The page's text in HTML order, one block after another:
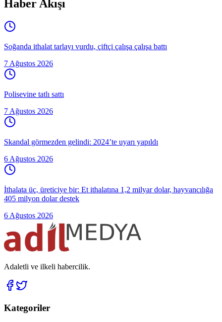
Haber Akışı
Soğanda ithalat tarlayı vurdu, çiftçi çalışa çalışa battı
7 Ağustos 2026
Polisevine tatlı sattı
7 Ağustos 2026
Skandal görmezden gelindi: 2024’te uyarı yapıldı
6 Ağustos 2026
İthalata üç, üreticiye bir: Et ithalatına 1,2 milyar dolar, hayvancılığa
405 milyon dolar destek
6 Ağustos 2026
Adaletli ve ilkeli habercilik.
Kategoriler